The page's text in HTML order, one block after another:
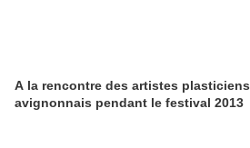
A la rencontre des artistes plasticiens
avignonnais pendant le festival 2013